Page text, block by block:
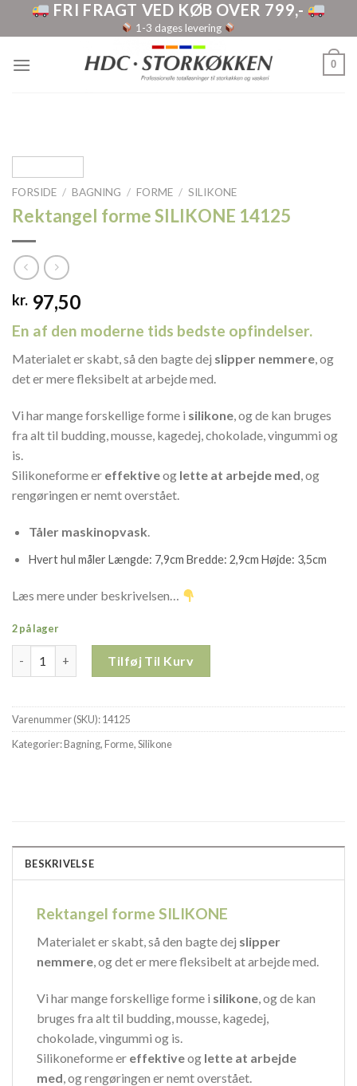
FRI FRAGT VED KØB OVER 799,-
1-3 dages levering
0
FORSIDE / BAGNING / FORME / SILIKONE
Rektangel forme SILIKONE 14125
kr. 97,50
En af den moderne tids bedste opfindelser.
Materialet er skabt, så den bagte dej slipper nemmere, og
det er mere fleksibelt at arbejde med.
Vi har mange forskellige forme i silikone, og de kan bruges
fra alt til budding, mousse, kagedej, chokolade, vingummi og
is.
Silikoneforme er effektiveog lette at arbejde med, og
rengøringen er nemt overstået.
Tåler maskinopvask
Hvert hul måler Længde: 7,9cm Bredde: 2,9cm Højde: 3,5cm
Læs mere under beskrivelsen…
2 på lager
Tilføj Til Kurv
Varenummer (SKU):14125
Kategorier:Bagning,Forme,Silikone
BESKRIVELSE
Rektangel forme SILIKONE
Materialet er skabt, så den bagte dej slipper
nemmere, og det er mere fleksibelt at arbejde med.
Vi har mange forskellige forme i silikone , og de kan
bruges fra alt til budding, mousse, kagedej,
chokolade, vingummi og is.
Silikoneforme er effektiveog lette at arbejde
med , og rengøringen er nemt overstået.